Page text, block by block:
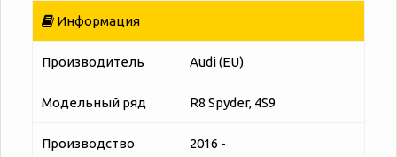
Информация
Производитель Audi (EU)
Модельный ряд R8 Spyder, 4S9
Производство 2016 -